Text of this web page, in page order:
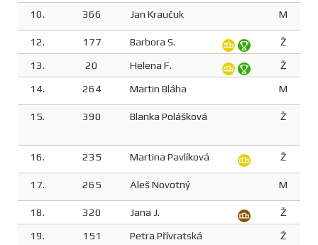
10. 366 Jan Kraučuk M
12. 177 Barbora S.
Ž
13.
20 Helena F.
Ž
14.
264 Martin Bláha M
15. 390 Blanka Polášková Ž
16. 235 Martina Pavlíková Ž
17. 265 Aleš Novotný M
18. 320 Jana J.
Ž
19.
151 Petra Přívratská Ž